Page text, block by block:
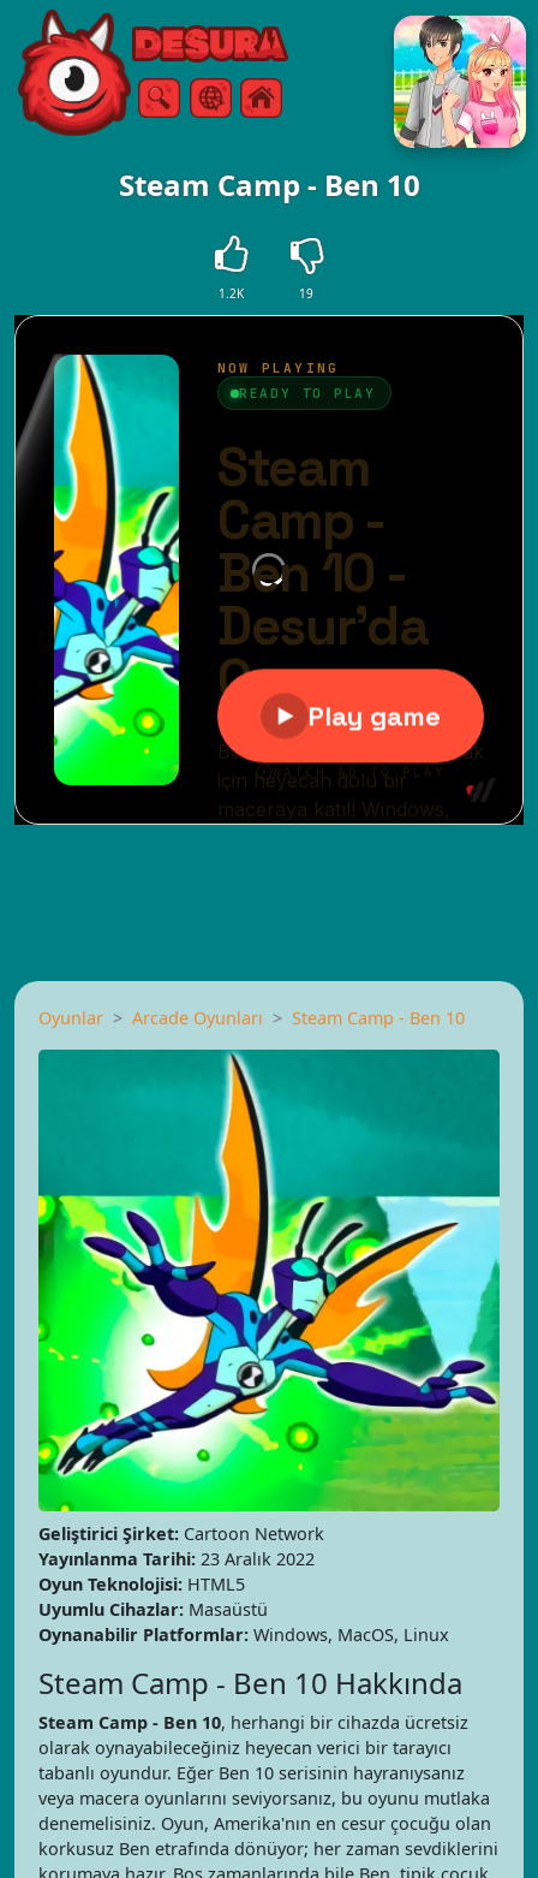
Free Online Games
AramaMenü
Steam Camp - Ben 10
1.2K 19
Oyunlar Arcade Oyunları Steam Camp - Ben 10
Geliştirici Şirket: Cartoon Network
Yayınlanma Tarihi: 23 Aralık 2022
Oyun Teknolojisi: HTML5
Uyumlu Cihazlar: Masaüstü
Oynanabilir Platformlar: Windows, MacOS, Linux
Steam Camp - Ben 10 Hakkında
Steam Camp - Ben 10, herhangi bir cihazda ücretsiz
olarak oynayabileceğiniz heyecan verici bir tarayıcı
tabanlı oyundur. Eğer Ben 10 serisinin hayranıysanız
veya macera oyunlarını seviyorsanız, bu oyunu mutlaka
denemelisiniz. Oyun, Amerika'nın en cesur çocuğu olan
korkusuz Ben etrafında dönüyor; her zaman sevdiklerini